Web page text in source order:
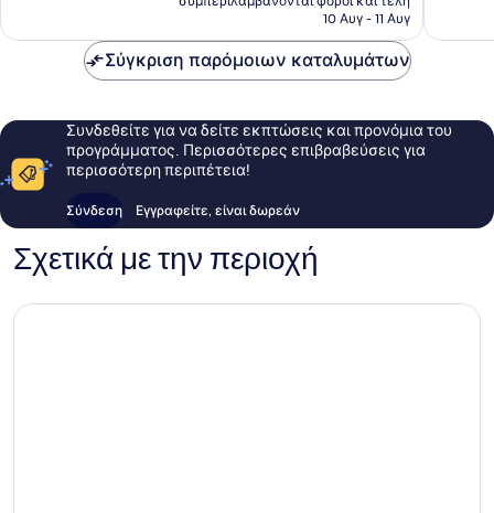
είναι
10 Αυγ - 11 Αυγ
Σύγκριση παρόμοιων καταλυμάτων
Συνδεθείτε για να δείτε εκπτώσεις και προνόμια του
προγράμματος. Περισσότερες επιβραβεύσεις για
περισσότερη περιπέτεια!
Σύνδεση Εγγραφείτε, είναι δωρεάν
Σχετικά με την περιοχή